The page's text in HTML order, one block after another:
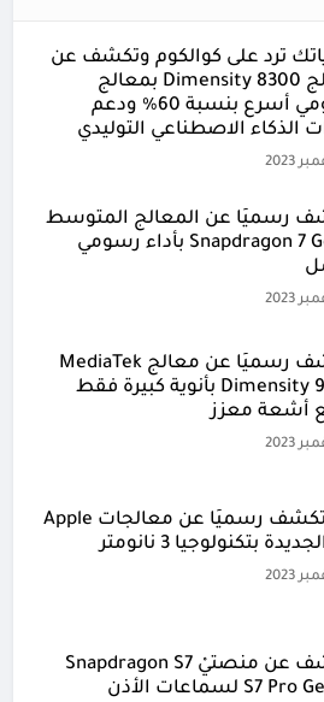
ترد على كوالكوم وتكشف عن
معالج Dimensity 8300 بمعالج
رسومي أسرع بنسبة 60% ودعم
الذكاء الاصطناعي التوليدي
رسميًا عن المعالج المتوسط
Snapdragon 7 Gen 3 بأداء رسومي
الكشف رسميًا عن معالج MediaTek
Dimensity 9300 بأنوية كبيرة فقط
أشعة معزز
آبل تكشف رسميًا عن معالجات Apple
الكشف عن منصتيْ Snapdragon S7